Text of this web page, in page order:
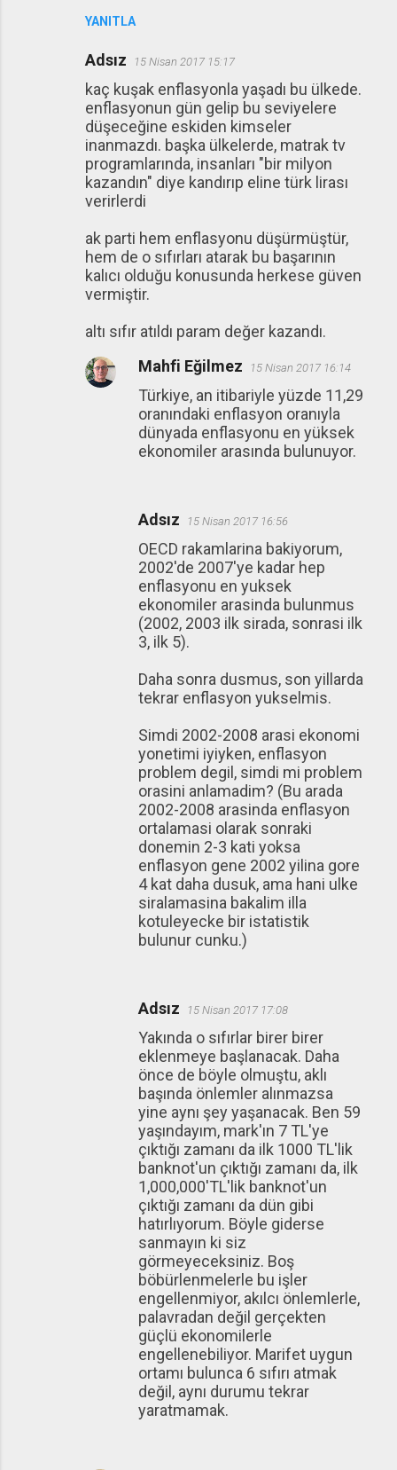
YANITLA
Adsız 15 Nisan 2017 15:17
kaç kuşak enflasyonla yaşadı bu ülkede.
enflasyonun gün gelip bu seviyelere
düşeceğine eskiden kimseler
inanmazdı. başka ülkelerde, matrak tv
programlarında, insanları "bir milyon
kazandın" diye kandırıp eline türk lirası
verirlerdi
ak parti hem enflasyonu düşürmüştür,
hem de o sıfırları atarak bu başarının
kalıcı olduğu konusunda herkese güven
vermiştir.
altı sıfır atıldı param değer kazandı.
Mahfi Eğilmez 15 Nisan 2017 16:14
Türkiye, an itibariyle yüzde 11,29
oranındaki enflasyon oranıyla
dünyada enflasyonu en yüksek
ekonomiler arasında bulunuyor.
Adsız 15 Nisan 2017 16:56
OECD rakamlarina bakiyorum,
2002'de 2007'ye kadar hep
enflasyonu en yuksek
ekonomiler arasinda bulunmus
(2002, 2003 ilk sirada, sonrasi ilk
3, ilk 5).
Daha sonra dusmus, son yillarda
tekrar enflasyon yukselmis.
Simdi 2002-2008 arasi ekonomi
yonetimi iyiyken, enflasyon
problem degil, simdi mi problem
orasini anlamadim? (Bu arada
2002-2008 arasinda enflasyon
ortalamasi olarak sonraki
donemin 2-3 kati yoksa
enflasyon gene 2002 yilina gore
4 kat daha dusuk, ama hani ulke
siralamasina bakalim illa
kotuleyecke bir istatistik
bulunur cunku.)
Adsız 15 Nisan 2017 17:08
Yakında o sıfırlar birer birer
eklenmeye başlanacak. Daha
önce de böyle olmuştu, aklı
başında önlemler alınmazsa
yine aynı şey yaşanacak. Ben 59
yaşındayım, mark'ın 7 TL'ye
çıktığı zamanı da ilk 1000 TL'lik
banknot'un çıktığı zamanı da, ilk
1,000,000'TL'lik banknot'un
çıktığı zamanı da dün gibi
hatırlıyorum. Böyle giderse
sanmayın ki siz
görmeyeceksiniz. Boş
böbürlenmelerle bu işler
engellenmiyor, akılcı önlemlerle,
palavradan değil gerçekten
güçlü ekonomilerle
engellenebiliyor. Marifet uygun
ortamı bulunca 6 sıfırı atmak
değil, aynı durumu tekrar
yaratmamak.